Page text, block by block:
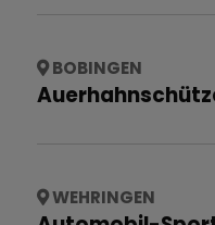
BOBINGEN
WEHRINGEN